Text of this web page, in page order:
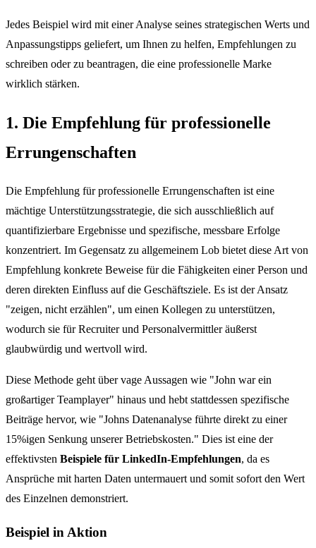
Jedes Beispiel wird mit einer Analyse seines strategischen Werts und
Anpassungstipps geliefert, um Ihnen zu helfen, Empfehlungen zu
schreiben oder zu beantragen, die eine professionelle Marke
wirklich stärken.
1. Die Empfehlung für professionelle
Errungenschaften
Die Empfehlung für professionelle Errungenschaften ist eine
mächtige Unterstützungsstrategie, die sich ausschließlich auf
quantifizierbare Ergebnisse und spezifische, messbare Erfolge
konzentriert. Im Gegensatz zu allgemeinem Lob bietet diese Art von
Empfehlung konkrete Beweise für die Fähigkeiten einer Person und
deren direkten Einfluss auf die Geschäftsziele. Es ist der Ansatz
"zeigen, nicht erzählen", um einen Kollegen zu unterstützen,
wodurch sie für Recruiter und Personalvermittler äußerst
glaubwürdig und wertvoll wird.
Diese Methode geht über vage Aussagen wie "John war ein
großartiger Teamplayer" hinaus und hebt stattdessen spezifische
Beiträge hervor, wie "Johns Datenanalyse führte direkt zu einer
15%igen Senkung unserer Betriebskosten." Dies ist eine der
effektivsten Beispiele für LinkedIn-Empfehlungen, da es
Ansprüche mit harten Daten untermauert und somit sofort den Wert
des Einzelnen demonstriert.
Beispiel in Aktion